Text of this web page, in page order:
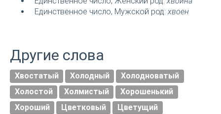
Единственное число, Мужской род: хвоен
Другие слова
Хвостатый Холодный
Холодноватый
Холостой
Холмистый
Хорошенький
Хороший
Цветковый
Цветущий